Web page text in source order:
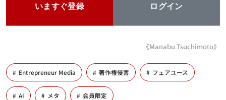
いますぐ登録 ログイン
《Manabu Tsuchimoto》
Entrepreneur Media 著作権侵害 フェアユース
AI メタ 会員限定